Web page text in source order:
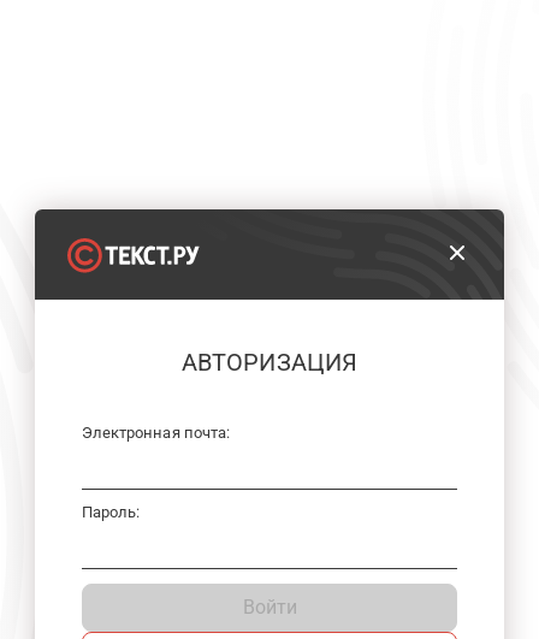
АВТОРИЗАЦИЯ
Электронная почта:
Пароль:
Войти